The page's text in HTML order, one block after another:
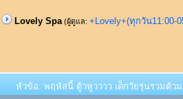
Lovely Spa (ผู้ดูแล: +Lovely+(ทุกวัน11:00-
หัวข้อ: พฤหัสนี้ ตู้วหูวววว เด็กวัยรุ่นรวมตัว